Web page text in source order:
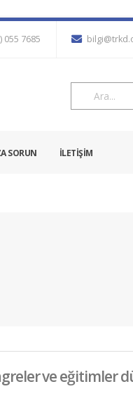
055 7685
SORUN İLETİŞİM
ve eğitimler